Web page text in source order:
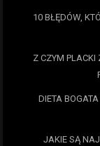
10 BŁĘDÓW,
Z CZYM PLACKI
DIETA
JAKIE SĄ